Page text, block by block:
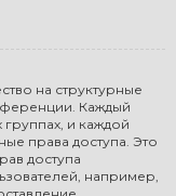
на структурные
Каждый
группах, и каждой
права доступа. Это
доступа
например,